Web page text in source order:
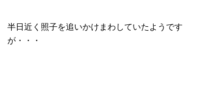
半日近く照子を追いかけまわしていたようです
が・・・